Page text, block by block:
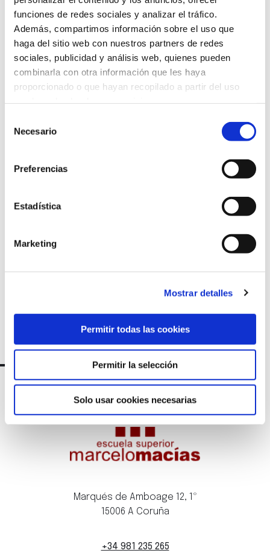
funciones de redes sociales y analizar el tráfico.
Además, compartimos información sobre el uso que
haga del sitio web con nuestros partners de redes
sociales, publicidad y análisis web, quienes pueden
combinarla con otra información que les haya
proporcionado o que hayan recopilado a partir del uso
Necesario
Preferencias
Estadística
Marketing
Mostrar detalles
Permitir todas las cookies
Permitir la selección
Solo usar cookies necesarias
Etiquetas
: A Coruña, Empleo, Marketing Digital,
prácticas remuneradas
Volver
newsletter
Marqués de Amboage 12, 1º
15006 A Coruña
+34 981 235 265